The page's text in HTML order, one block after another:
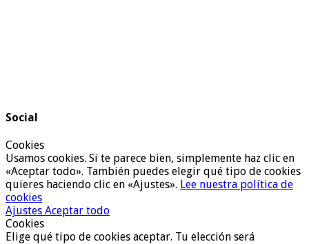
Social
Cookies
Usamos cookies. Si te parece bien, simplemente haz clic en
«Aceptar todo». También puedes elegir qué tipo de cookies
quieres haciendo clic en «Ajustes». Lee nuestra política de
cookies
Ajustes Aceptar todo
Cookies
Elige qué tipo de cookies aceptar. Tu elección será